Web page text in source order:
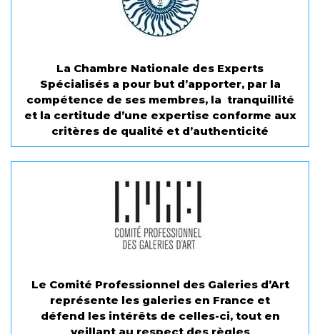
La Chambre Nationale des Experts
Spécialisés a pour but d’apporter, par la
compétence de ses membres, la tranquillité
et la certitude d’une expertise conforme aux
critères de qualité et d’authenticité
Le Comité Professionnel des Galeries d’Art
représente les galeries en France et
défend les intérêts de celles-ci, tout en